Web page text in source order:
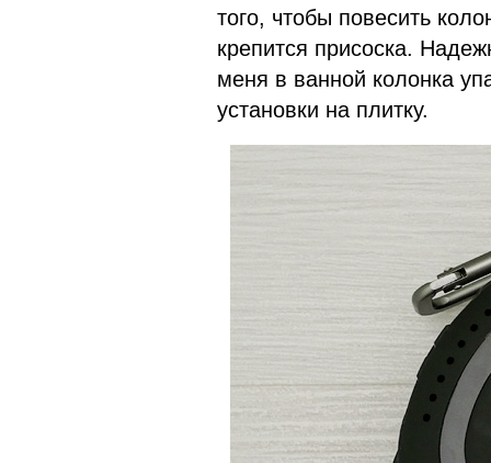
того, чтобы повесить
крепится присоска.
меня в ванной колонка
установки на плитку.